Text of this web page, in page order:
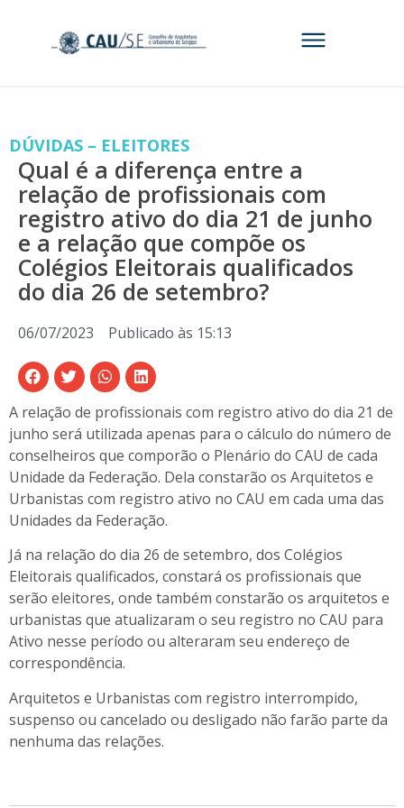
DÚVIDAS – ELEITORES
Qual é a diferença entre a
relação de profissionais com
registro ativo do dia 21 de junho
e a relação que compõe os
Colégios Eleitorais qualificados
do dia 26 de setembro?
06/07/2023 Publicado às 15:13
A relação de profissionais com registro ativo do dia 21 de
junho será utilizada apenas para o cálculo do número de
conselheiros que comporão o Plenário do CAU de cada
Unidade da Federação. Dela constarão os Arquitetos e
Urbanistas com registro ativo no CAU em cada uma das
Unidades da Federação.
Já na relação do dia 26 de setembro, dos Colégios
Eleitorais qualificados, constará os profissionais que
serão eleitores, onde também constarão os arquitetos e
urbanistas que atualizaram o seu registro no CAU para
Ativo nesse período ou alteraram seu endereço de
correspondência.
Arquitetos e Urbanistas com registro interrompido,
suspenso ou cancelado ou desligado não farão parte da
nenhuma das relações.